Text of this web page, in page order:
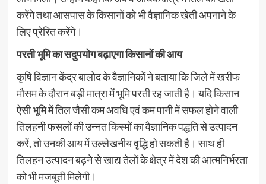
करेंगे तथा आसपास के किसानों को भी वैज्ञानिक खेती अपनाने के
लिए प्रेरित करेंगे।
परती भूमि का सदुपयोग बढ़ाएगा किसानों की आय
कृषि विज्ञान केंद्र बालोद के वैज्ञानिकों ने बताया कि जिले में खरीफ
मौसम के दौरान बड़ी मात्रा में भूमि परती रह जाती है। यदि किसान
ऐसी भूमि में तिल जैसी कम अवधि एवं कम पानी में सफल होने वाली
तिलहनी फसलों की उन्नत किस्मों का वैज्ञानिक पद्धति से उत्पादन
करें, तो उनकी आय में उल्लेखनीय वृद्धि हो सकती है। साथ ही
तिलहन उत्पादन बढ़ने से खाद्य तेलों के क्षेत्र में देश की आत्मनिर्भरता
को भी मजबूती मिलेगी।